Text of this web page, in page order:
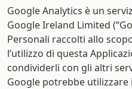
Google Analytics è un
Google Ireland Limited
Personali raccolti allo
l’utilizzo di questa
condividerli con gli altri
Google potrebbe utilizzare